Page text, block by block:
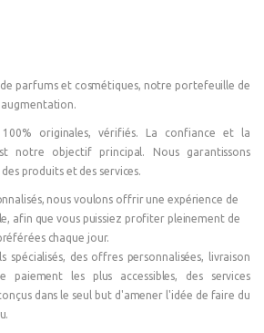
parfums et cosmétiques, notre portefeuille de
originales, vérifiés. La confiance et la
notre objectif principal. Nous garantissons
produits et des services.
nous voulons offrir une expérience de
afin que vous puissiez profiter pleinement de
chaque jour.
spécialisés, des offres personnalisées, livraison
paiement les plus accessibles, des services
dans le seul but d'amener l'idée de faire du